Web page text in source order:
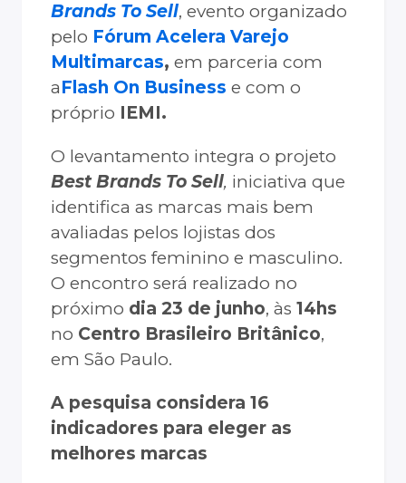
Brands To Sell, evento organizado
pelo Fórum Acelera Varejo
Multimarcas, em parceria com
aFlash On Business e com o
próprio IEMI.
O levantamento integra o projeto
Best Brands To Sell, iniciativa que
identifica as marcas mais bem
avaliadas pelos lojistas dos
segmentos feminino e masculino.
O encontro será realizado no
próximo dia 23 de junho, às 14hs
no Centro Brasileiro Britânico,
em São Paulo.
A pesquisa considera 16
indicadores para eleger as
melhores marcas